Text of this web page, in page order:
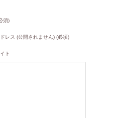
須)
レス (公開されません) (必須)
ト